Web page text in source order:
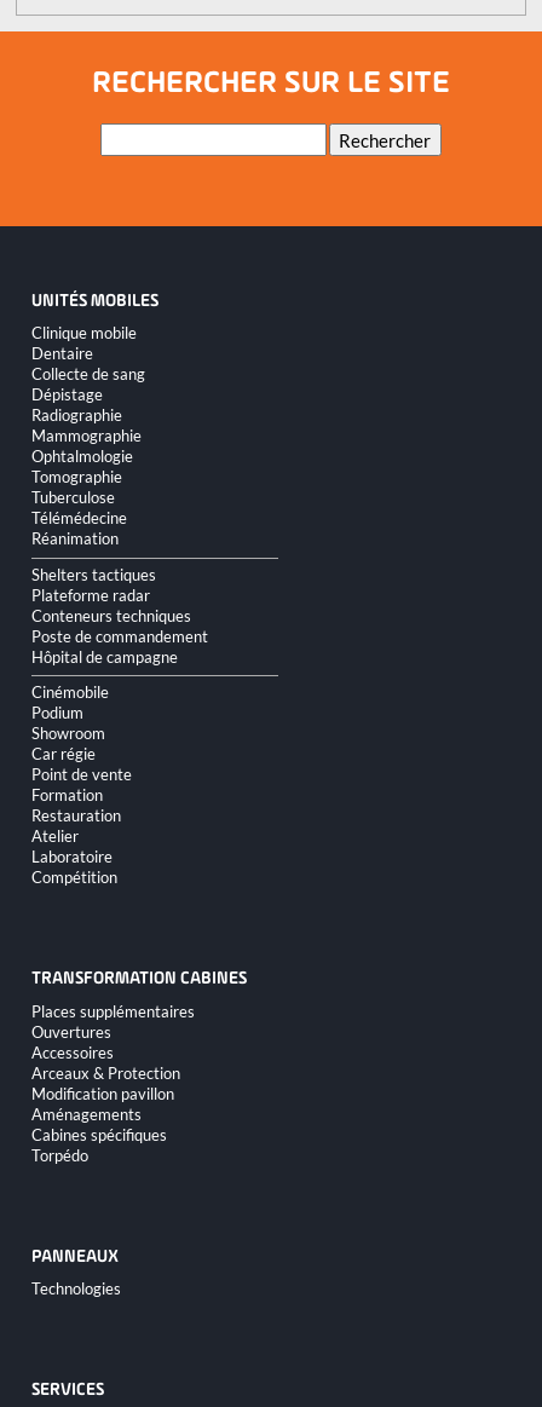
RECHERCHER SUR LE SITE
Mots-
Rechercher
UNITÉS MOBILES
Aller
au
contenu
Clinique mobile
Dentaire
Collecte de sang
Dépistage
Radiographie
Mammographie
Ophtalmologie
Tomographie
Tuberculose
Télémédecine
Réanimation
Shelters tactiques
Plateforme radar
Conteneurs techniques
Poste de commandement
Hôpital de campagne
Cinémobile
Podium
Showroom
Car régie
Point de vente
Formation
Restauration
Atelier
Laboratoire
Compétition
TRANSFORMATION CABINES
Aller
au
contenu
Places supplémentaires
Ouvertures
Accessoires
Arceaux & Protection
Modification pavillon
Aménagements
Cabines spécifiques
Torpédo
PANNEAUX
Aller
au
Technologies
SERVICES